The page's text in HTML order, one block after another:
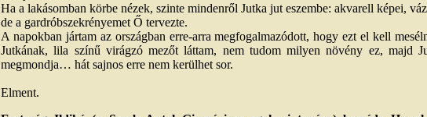
Ha a lakásomban körbe nézek, szinte mindenről Jutka jut eszembe: akvarell képei,
de a gardróbszekrényemet Ő tervezte.
A napokban jártam az országban erre-arra megfogalmazódott, hogy ezt el kell
Jutkának, lila színű virágzó mezőt láttam, nem tudom milyen növény ez, majd
megmondja… hát sajnos erre nem kerülhet sor.
Elment.